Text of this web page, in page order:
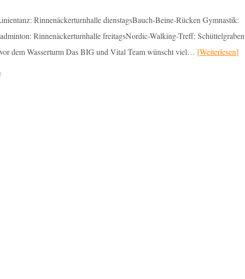
Rinnenäckerturnhalle dienstagsBauch-Beine-Rücken Gymnastik:
Rinnenäckerturnhalle freitagsNordic-Walking-Treff:
dem Wasserturm Das BIG und Vital Team wünscht viel… Weiterlesen